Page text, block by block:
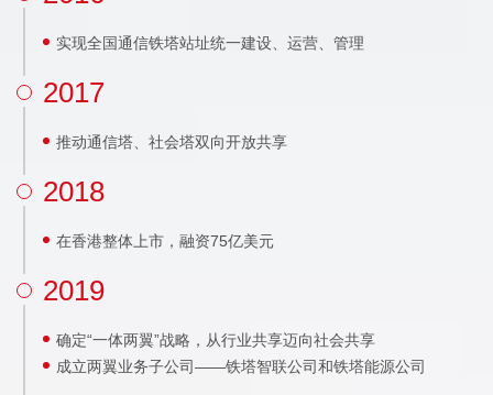
实现全国通信铁塔站址统一建设、运营、管理
2017
推动通信塔、社会塔双向开放共享
2018
在香港整体上市，融资75亿美元
2019
确定“一体两翼”战略，从行业共享迈向社会共享
成立两翼业务子公司——铁塔智联公司和铁塔能源公司